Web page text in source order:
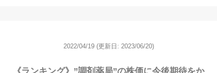
2022/04/19 (更新日: 2023/06/20)
《ランキング》”調剤薬局”の株価に今後期待をか